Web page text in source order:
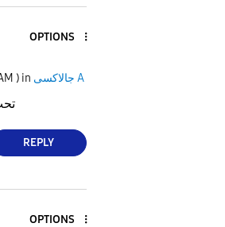
OPTIONS
) in جالاكسى A
REPLY
OPTIONS